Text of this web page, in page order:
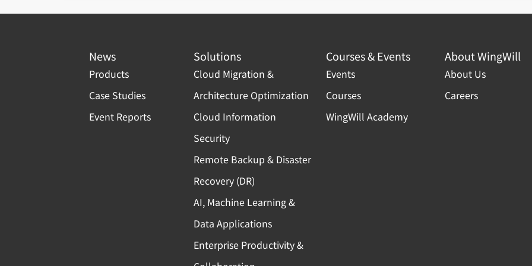
News
Products
Case Studies
Event Reports
Solutions
Cloud Migration &
Architecture Optimization
Cloud Information
Security
Remote Backup & Disaster
Recovery (DR)
AI, Machine Learning &
Data Applications
Enterprise Productivity &
Courses & Events
Events
Courses
WingWill Academy
About WingWill
About Us
Careers